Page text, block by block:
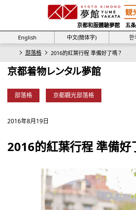
京都和服體驗夢館 五
English
中文(簡体字) 한
部落格 2016的紅葉行程 準備好了嗎？
京都着物レンタル夢館
部落格 京都觀光部落格
2016年8月19日
2016的紅葉行程 準備好